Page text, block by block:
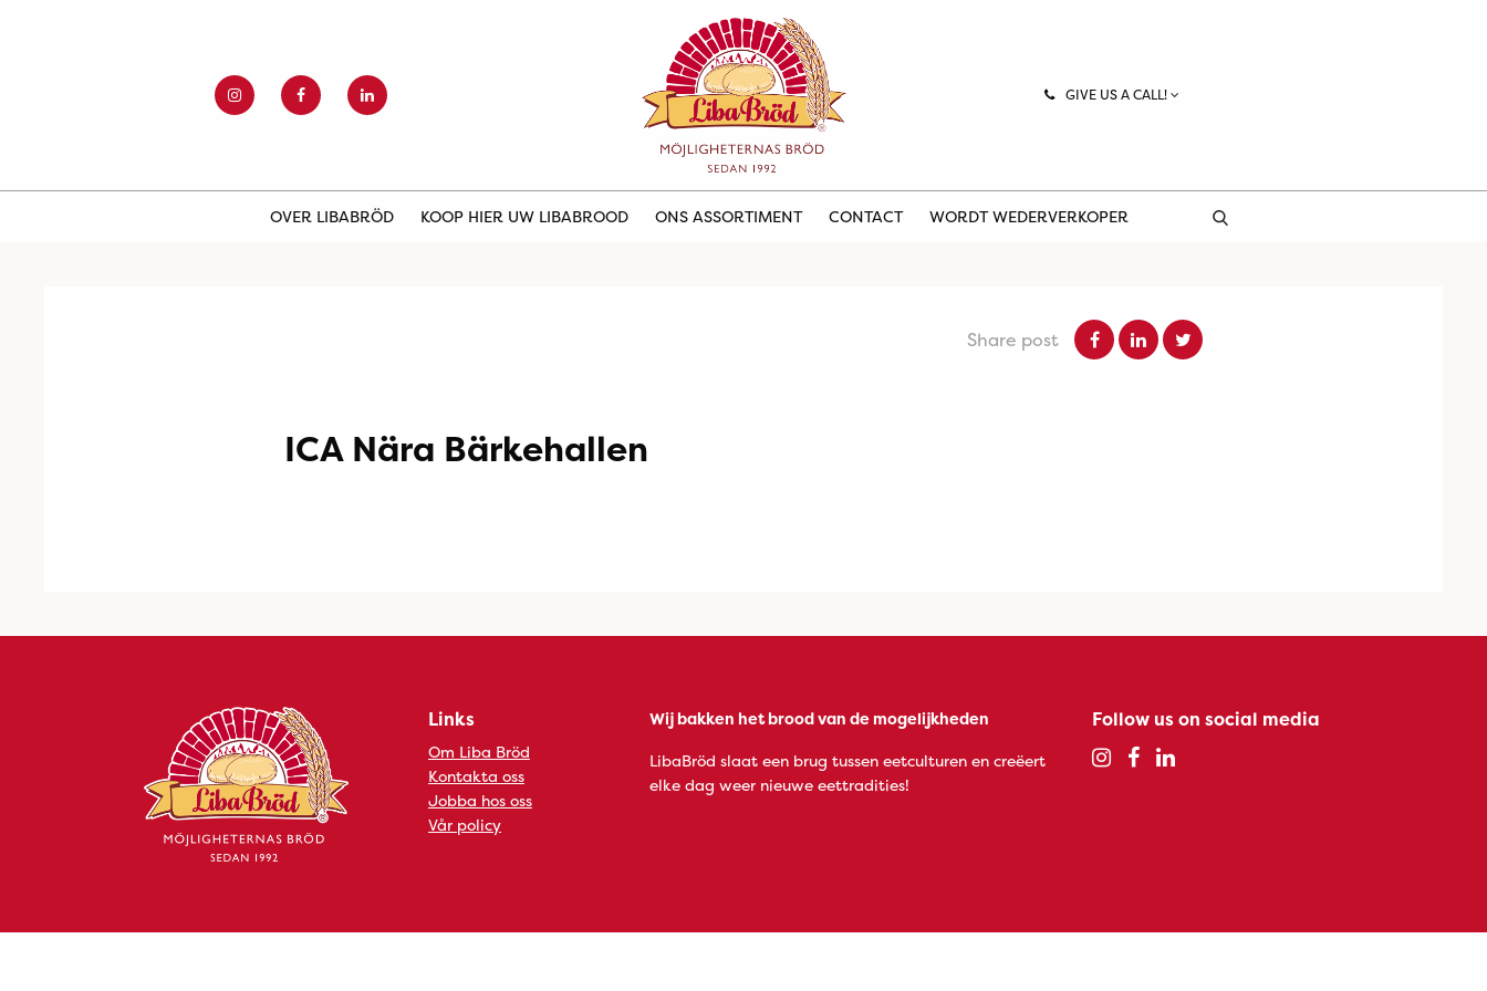
GIVE US A CALL!
OVER LIBABRÖD KOOP HIER UW LIBABROOD ONS ASSORTIMENT CONTACT WORDT WEDERVERKOPER
Share post
ICA Nära Bärkehallen
Links
Om Liba Bröd
Kontakta oss
Jobba hos oss
Vår policy
Wij bakken het brood van de mogelijkheden
LibaBröd slaat een brug tussen eetculturen en creëert
elke dag weer nieuwe eettradities!
Follow us on social media